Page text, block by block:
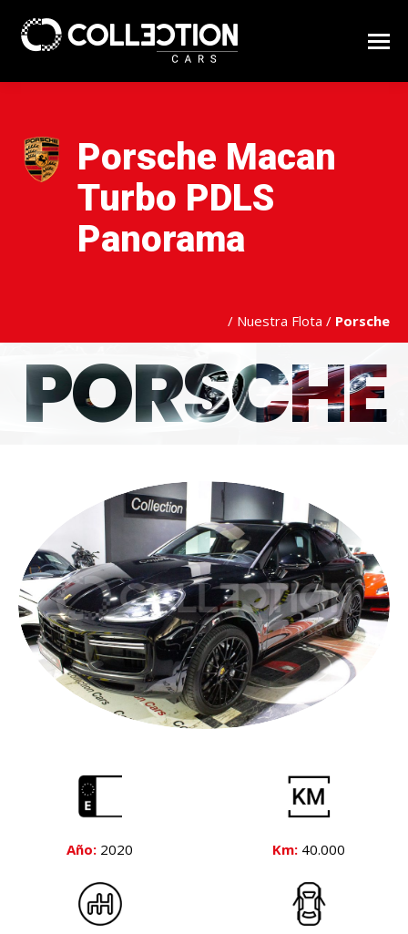
Porsche Macan
Turbo PDLS
Panorama
/ Nuestra Flota / Porsche
PORSCHE
Año: 2020 Km:40.000